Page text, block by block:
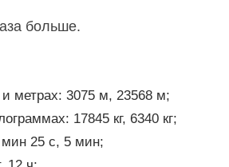
больше.
метрах: 3075 м, 23568 м;
17845 кг, 6340 кг;
мин 25 с, 5 мин;